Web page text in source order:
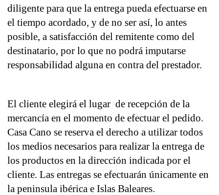
diligente para que la entrega pueda efectuarse en
el tiempo acordado, y de no ser así, lo antes
posible, a satisfacción del remitente como del
destinatario, por lo que no podrá imputarse
responsabilidad alguna en contra del prestador.
El cliente elegirá el lugar  de recepción de la
mercancía en el momento de efectuar el pedido.
Casa Cano se reserva el derecho a utilizar todos
los medios necesarios para realizar la entrega de
los productos en la dirección indicada por el
cliente. Las entregas se efectuarán únicamente en
la peninsula ibérica e Islas Baleares.